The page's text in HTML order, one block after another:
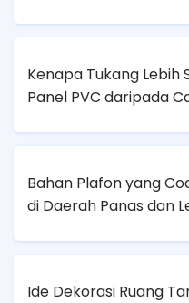
Kenapa Tukang Lebih
Panel PVC daripada
Bahan Plafon yang
di Daerah Panas dan
Ide Dekorasi Ruang